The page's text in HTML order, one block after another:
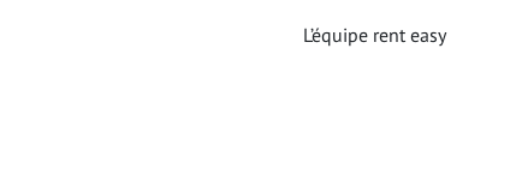
VIDÉOS
L’équipe rent easy